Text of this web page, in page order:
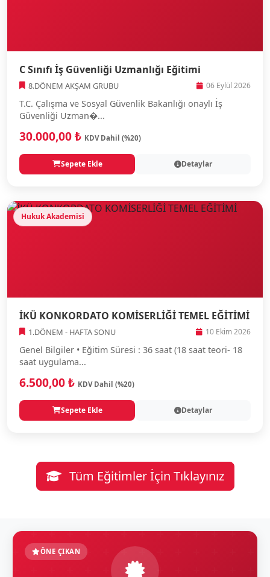
C Sınıfı İş Güvenliği Uzmanlığı Eğitimi
8.DÖNEM AKŞAM GRUBU 06 Eylül 2026
T.C. Çalışma ve Sosyal Güvenlik Bakanlığı onaylı İş
Güvenliği Uzman�...
30.000,00 ₺ KDV Dahil (%20)
Sepete Ekle Detaylar
Hukuk Akademisi
İKÜ KONKORDATO KOMİSERLİĞİ TEMEL EĞİTİMİ
1.DÖNEM - HAFTA SONU 10 Ekim 2026
Genel Bilgiler • Eğitim Süresi : 36 saat (18 saat teori- 18
saat uygulama...
6.500,00 ₺ KDV Dahil (%20)
Sepete Ekle Detaylar
Tüm Eğitimler İçin Tıklayınız
ÖNE ÇIKAN